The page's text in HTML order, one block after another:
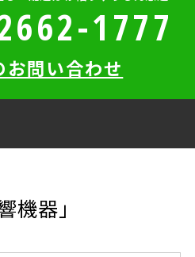
1777
お問い合わせ
機器」